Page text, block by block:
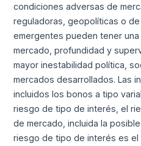
condiciones adversas de
reguladoras, geopolíticas o
emergentes pueden tener
mercado, profundidad y
mayor inestabilidad política,
mercados desarrollados. Las
incluidos los bonos a tipo
riesgo de tipo de interés, el
de mercado, incluida la
riesgo de tipo de interés es